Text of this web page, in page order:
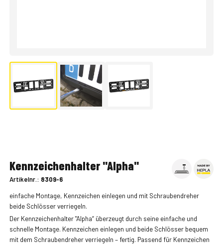
Kennzeichenhalter "Alpha"
Artikelnr.: 8309-6
einfache Montage, Kennzeichen einlegen und mit Schraubendreher
beide Schlösser verriegeln.
Der Kennzeichenhalter "Alpha“ überzeugt durch seine einfache und
schnelle Montage. Kennzeichen einlegen und beide Schlösser bequem
mit dem Schraubendreher verriegeln – fertig. Passend für Kennzeichen